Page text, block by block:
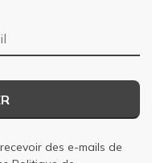
des e-mails de